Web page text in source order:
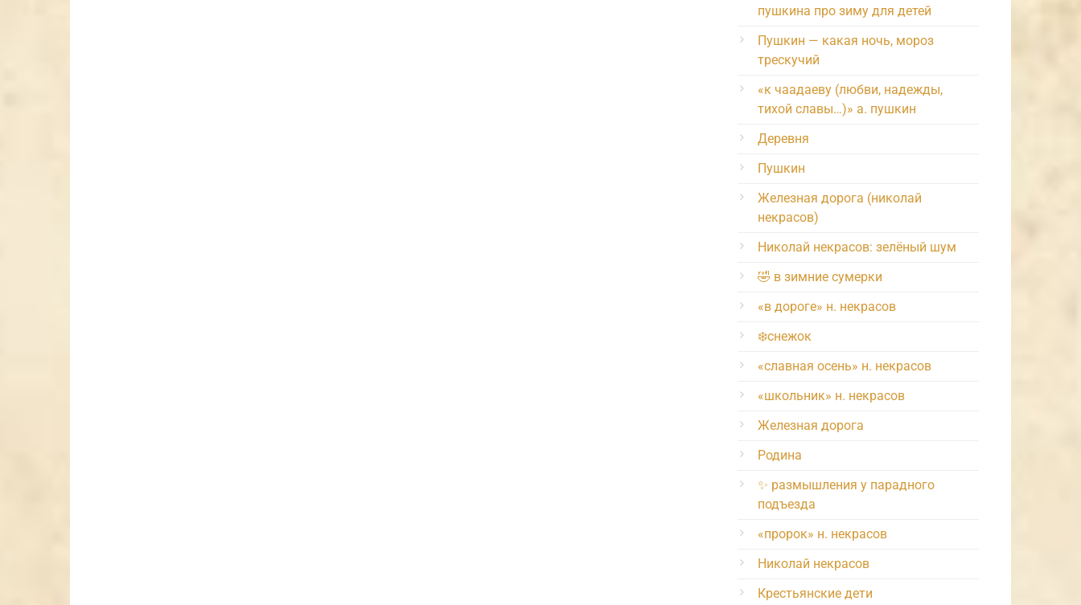
пушкина про зиму для детей
Пушкин — какая ночь, мороз
трескучий
«к чаадаеву (любви, надежды,
тихой славы…)» а. пушкин
Деревня
Пушкин
Железная дорога (николай
некрасов)
Николай некрасов: зелёный шум
🤣 в зимние сумерки
«в дороге» н. некрасов
❄️снежок
«славная осень» н. некрасов
«школьник» н. некрасов
Железная дорога
Родина
✨ размышления у парадного
подъезда
«пророк» н. некрасов
Николай некрасов
Крестьянские дети